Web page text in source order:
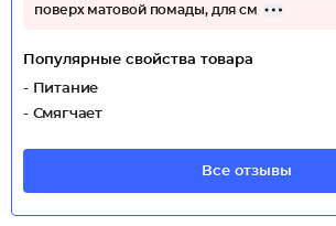
поверх матовой помады, для см
Популярные свойства товара
- Питание
- Смягчает
Все отзывы